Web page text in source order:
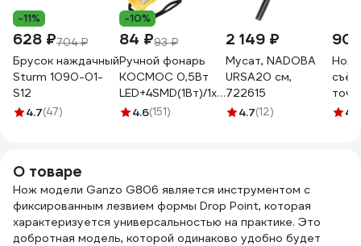
-11%
628 ₽704 ₽
Брусок наждачный
Sturm 1090-01-
S12
4.7(47)
-10%
84 ₽93 ₽
Ручной фонарь
КОСМОС 0,5Вт
LED+4SMD(1Вт)/1xAA/
корпус ABS-
4.6(151)
2 149 ₽
Мусат, NADOBA
URSA20 см,
722615
4.7(12) 4.9
О товаре
Нож модели Ganzo G806 является инструментом с
фиксированным лезвием формы Drop Point, которая
характеризуется универсальностью на практике. Это
добротная модель, которой одинаково удобно будет